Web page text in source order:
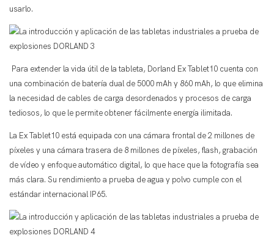
usarlo.
Para extender la vida útil de la tableta, Dorland Ex Tablet10 cuenta con
una combinación de batería dual de 5000 mAh y 860 mAh, lo que elimina
la necesidad de cables de carga desordenados y procesos de carga
tediosos, lo que le permite obtener fácilmente energía ilimitada.
La Ex Tablet10 está equipada con una cámara frontal de 2 millones de
píxeles y una cámara trasera de 8 millones de píxeles, flash, grabación
de vídeo y enfoque automático digital, lo que hace que la fotografía sea
más clara. Su rendimiento a prueba de agua y polvo cumple con el
estándar internacional IP65.